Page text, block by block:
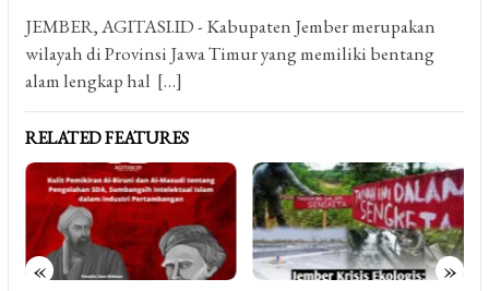
JEMBER, AGITASI.ID - Kabupaten Jember merupakan
wilayah di Provinsi Jawa Timur yang memiliki bentang
alam lengkap hal […]
RELATED FEATURES
« »